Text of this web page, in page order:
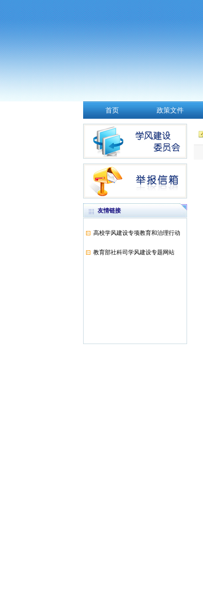
首页 政策文件
友情链接
高校学风建设专项教育和治理行动
教育部社科司学风建设专题网站